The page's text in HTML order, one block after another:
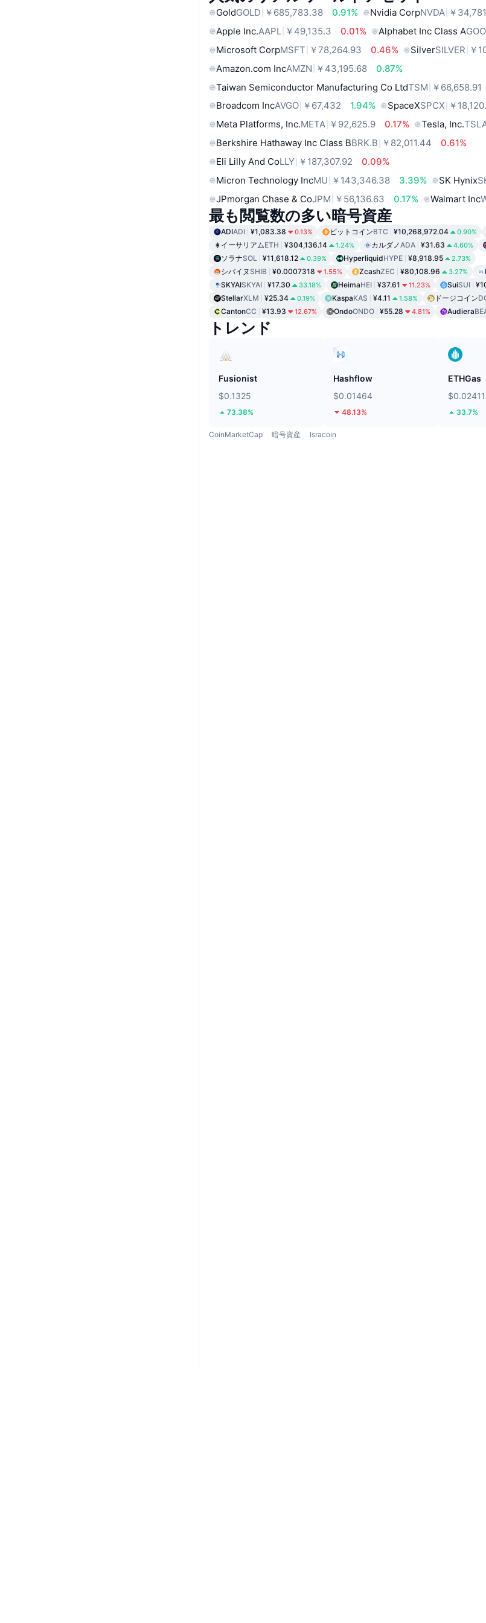
GoldGOLD ￥685,783.38 0.91% Nvidia CorpNVDA ￥
Apple Inc.AAPL ￥49,135.3 0.01% Alphabet Inc Class A
Microsoft CorpMSFT ￥78,264.93 0.46% SilverSILVER ￥
Amazon.com IncAMZN ￥43,195.68
0.87%
Taiwan Semiconductor Manufacturing Co LtdTSM ￥66,658.91
Broadcom IncAVGO ￥67,432 1.94% SpaceXSPCX ￥
Meta Platforms, Inc.META ￥92,625.9 0.17% Tesla, Inc.
Berkshire Hathaway Inc Class BBRK.B ￥82,011.44
0.61%
Eli Lilly And CoLLY ￥187,307.92
0.09%
Micron Technology IncMU ￥143,346.38 3.39% SK Hynix
JPmorgan Chase & CoJPM ￥56,136.63 0.17% Walmart Inc
最も閲覧数の多い暗号資産
ADIADI ¥1,083.38 0.13% ビットコインBTC ¥10,268,972.04 0.90%
イーサリアムETH ¥304,136.14 1.24% カルダノADA ¥31.63 4.60%
ソラナSOL ¥11,618.12 0.39% HyperliquidHYPE ¥8,918.95 2.73%
シバイヌ SHIB ¥0.0007318 1.55% ZcashZEC ¥80,108.96 3.27%
SKYAISKYAI ¥17.30 33.18% HeimaHEI ¥37.61 11.23% SuiSUI
StellarXLM ¥25.34 0.19% KaspaKAS ¥4.11 1.58% ドージコイン
CantonCC ¥13.93 12.67% OndoONDO ¥55.28 4.81% Audiera
トレンド
Fusionist
$0.1325
73.38%
Hashflow
$0.01464
48.13%
ETHGas
$0.02411
33.7%
CoinMarketCap 暗号資産 Isracoin